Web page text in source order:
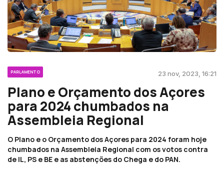
PARLAMENTO 23 nov, 2023, 16:21
Plano e Orçamento dos Açores
para 2024 chumbados na
Assembleia Regional
O Plano e o Orçamento dos Açores para 2024 foram hoje
chumbados na Assembleia Regional com os votos contra
de IL, PS e BE e as abstenções do Chega e do PAN.